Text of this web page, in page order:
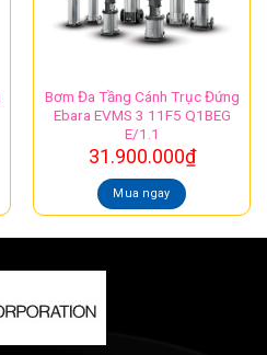
Bơm Đa Tầng Cánh Trục Đứng
Ebara EVMS 3 11F5 Q1BEG
E/1.1
31.900.000₫
Mua ngay